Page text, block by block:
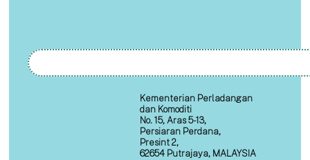
Kementerian Perladangan
dan Komoditi
No. 15, Aras 5-13,
Persiaran Perdana,
Presint 2,
62654 Putrajaya, MALAYSIA